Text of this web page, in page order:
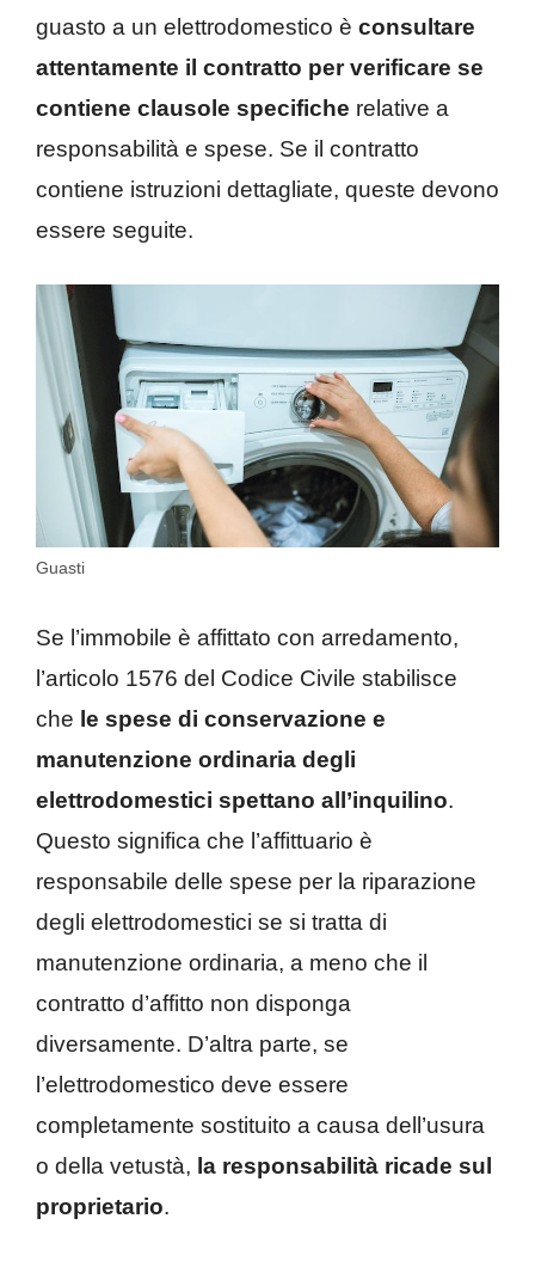
guasto a un elettrodomestico è consultare
attentamente il contratto per verificare se
contiene clausole specifiche relative a
responsabilità e spese. Se il contratto
contiene istruzioni dettagliate, queste devono
essere seguite.
Guasti
Se l’immobile è affittato con arredamento,
l’articolo 1576 del Codice Civile stabilisce
che le spese di conservazione e
manutenzione ordinaria degli
elettrodomestici spettano all’inquilino.
Questo significa che l’affittuario è
responsabile delle spese per la riparazione
degli elettrodomestici se si tratta di
manutenzione ordinaria, a meno che il
contratto d’affitto non disponga
diversamente. D’altra parte, se
l’elettrodomestico deve essere
completamente sostituito a causa dell’usura
o della vetustà, la responsabilità ricade sul
proprietario.